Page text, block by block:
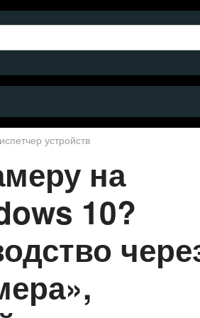
устройств
на
10?